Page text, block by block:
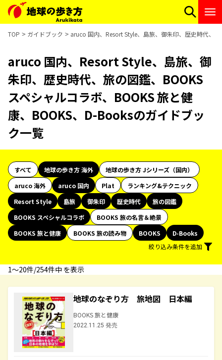
TOP ガイドブック aruco 国内、Resort Style、島旅、御朱印、歴史時代、
aruco 国内、Resort Style、島旅、御
朱印、歴史時代、旅の図鑑、BOOKS
スペシャルコラボ、BOOKS 旅と健
康、BOOKS、D-Booksのガイドブッ
ク一覧
すべて 地球の歩き方 海外
地球の歩き方 Jシリーズ（国内）
aruco 海外
aruco 国内 Plat
ランキング&テクニック
Resort Style
島旅 御朱印 歴史時代
旅の図鑑
BOOKS スペシャルコラボ
BOOKS 旅の名言＆絶景
BOOKS 旅と健康
BOOKS 旅の読み物 BOOKS
D-Books
絞り込み条件を追加
1〜20件/254件中 を表示
地球のなぞり方 旅地図 日本編
BOOKS 旅と健康
2022.11.25 発売